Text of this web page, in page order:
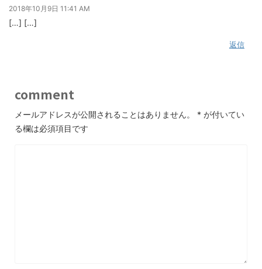
2018年10月9日 11:41 AM
[…] […]
返信
comment
メールアドレスが公開されることはありません。 * が付いてい
る欄は必須項目です